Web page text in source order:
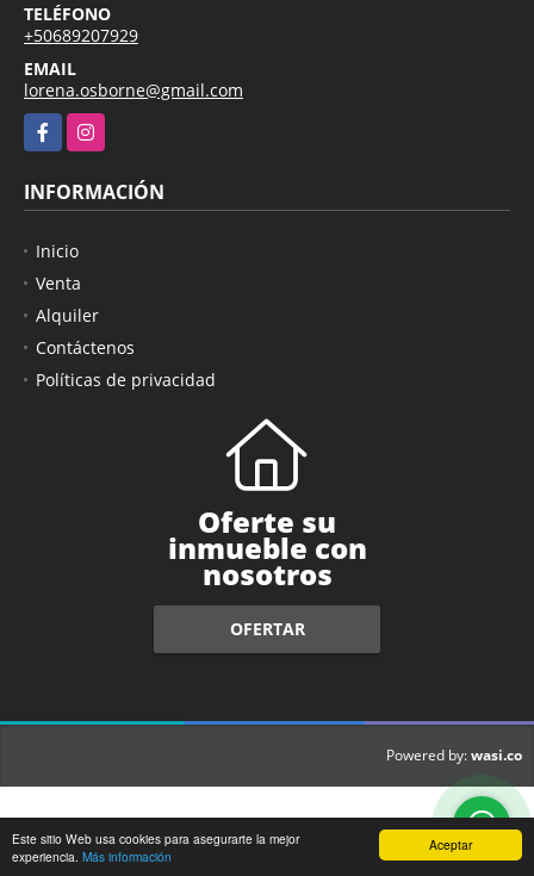
Aceptar
Este sitio Web usa cookies para asegurarte la mejor
experiencia. Más información
TELÉFONO
+50689207929
EMAIL
lorena.osborne@gmail.com
FacebookInstagram
INFORMACIÓN
Inicio
Venta
Alquiler
Contáctenos
Políticas de privacidad
Oferte su
inmueble con
nosotros
OFERTAR
Powered by:wasi.co